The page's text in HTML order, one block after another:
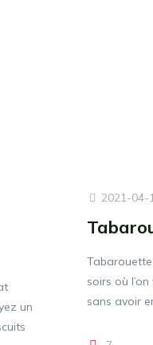
un
2021-04-
Tabarouette
soirs où
sans avoir